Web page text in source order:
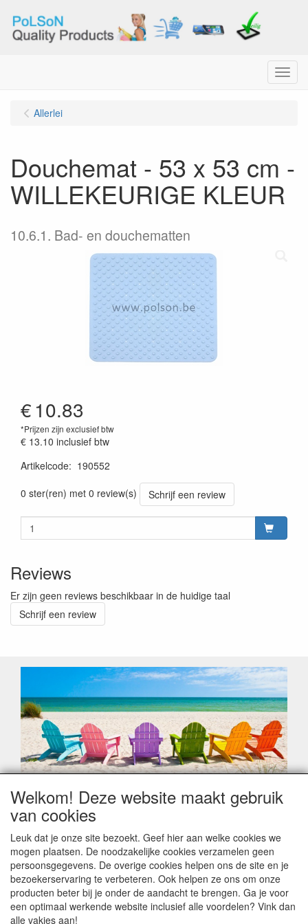
Menu
Allerlei
Douchemat - 53 x 53 cm -
WILLEKEURIGE KLEUR
10.6.1. Bad- en douchematten
€10.83
*Prijzen zijn exclusief btw
€ 13.10 inclusief btw
Artikelcode: 190552
0 ster(ren) met 0 review(s)
Schrijf een review
Reviews
Er zijn geen reviews beschikbaar in de huidige taal
Schrijf een review
Geachte klant,
Zoals elk jaar zorgt de verlofperiode, naast een hoop
leveringsproblemen.
Sommige fabrikanten sluiten of werken met een
vakantiebezetting.
Bestellingen die vanaf +/- 15 juli geplaatst worden kunnen
hierdoor vertraging oplopen. Wanneer die voorradig is en alle
betalingsmodaliteiten zijn vervuld dan de bestelling verstuurd
Welkom! Deze website maakt gebruik
van cookies
Leuk dat je onze site bezoekt. Geef hier aan welke cookies we
mogen plaatsen. De noodzakelijke cookies verzamelen geen
persoonsgegevens. De overige cookies helpen ons de site en je
bezoekerservaring te verbeteren. Ook helpen ze ons om onze
producten beter bij je onder de aandacht te brengen. Ga je voor
een optimaal werkende website inclusief alle voordelen? Vink dan
alle vakjes aan!